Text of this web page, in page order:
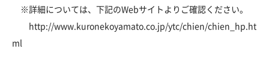
※詳細については、下記のWebサイトよりご確認ください。
http://www.kuronekoyamato.co.jp/ytc/chien/chien_hp.ht
ml